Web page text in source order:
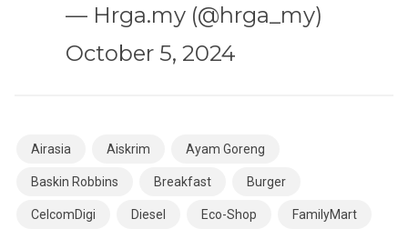
— Hrga.my (@hrga_my)
October 5, 2024
Airasia Aiskrim Ayam Goreng
Baskin Robbins Breakfast Burger
CelcomDigi Diesel Eco-Shop FamilyMart